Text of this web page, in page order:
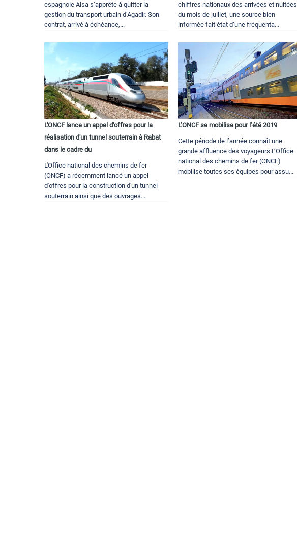
espagnole Alsa s’apprête à quitter la
gestion du transport urbain d’Agadir. Son
contrat, arrivé à échéance,...
chiffres nationaux des arrivées et nuitées
du mois de juillet, une source bien
informée fait état d’une fréquenta...
L'ONCF lance un appel d'offres pour la
réalisation d'un tunnel souterrain à Rabat
dans le cadre du
L'Office national des chemins de fer
(ONCF) a récemment lancé un appel
d'offres pour la construction d'un tunnel
souterrain ainsi que des ouvrages...
L’ONCF se mobilise pour l’été 2019
Cette période de l’année connaît une
grande affluence des voyageurs L’Office
national des chemins de fer (ONCF)
mobilise toutes ses équipes pour assu...